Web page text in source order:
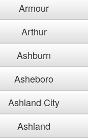
Armour
Arthur
Ashburn
Asheboro
Ashland City
Ashland